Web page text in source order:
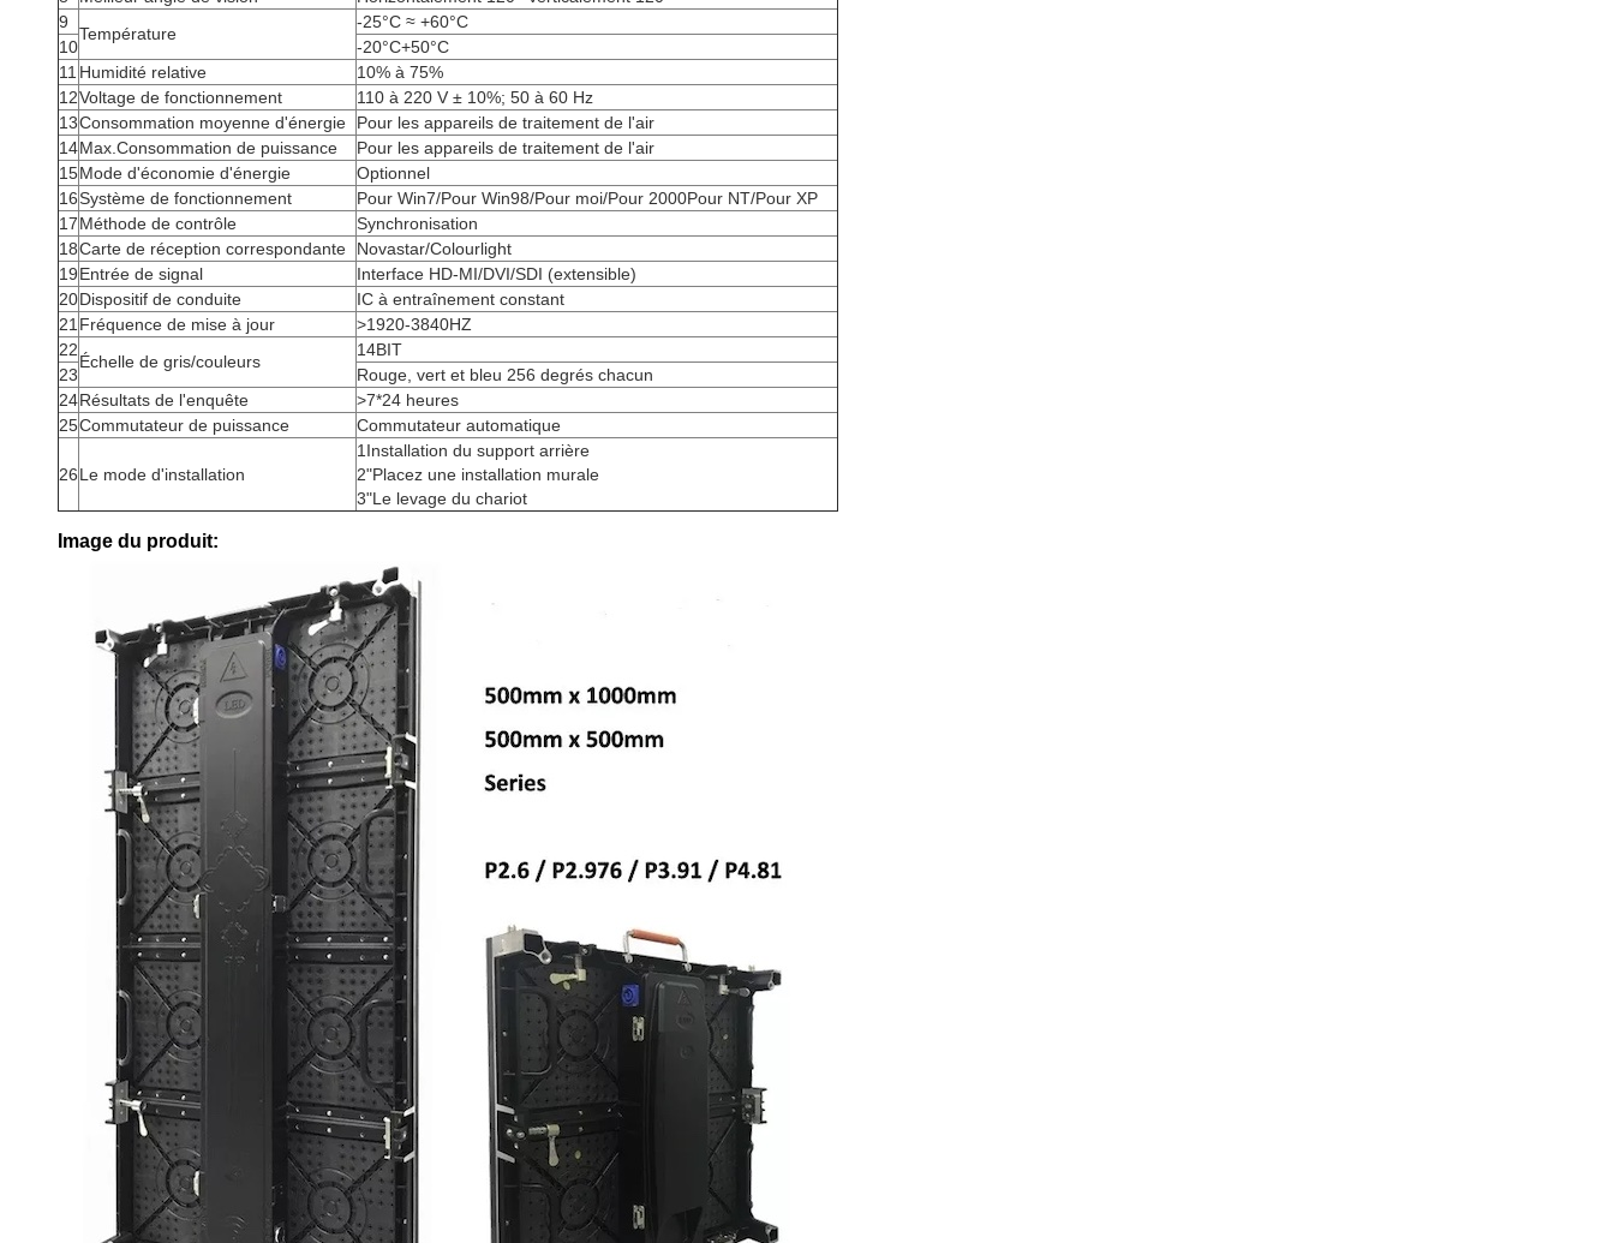
9
Température
-25°C ≈ +60°C
10
-20°C+50°C
11 Humidité relative
10% à 75%
12Voltage de fonctionnement
110 à 220 V ± 10%; 50 à 60 Hz
13Consommation moyenne d'énergie
Pour les appareils de traitement de l'air
14Max.Consommation de puissance
Pour les appareils de traitement de l'air
15Mode d'économie d'énergie
Optionnel
16Système de fonctionnement
Pour Win7/Pour Win98/Pour moi/Pour 2000Pour NT/Pour XP
17Méthode de contrôle
Synchronisation
18Carte de réception correspondante
Novastar/Colourlight
19Entrée de signal
Interface HD-MI/DVI/SDI (extensible)
20Dispositif de conduite
IC à entraînement constant
21 Fréquence de mise à jour
>1920-3840HZ
22
Échelle de gris/couleurs
14BIT
23
Rouge, vert et bleu 256 degrés chacun
24Résultats de l'enquête
>7*24 heures
25Commutateur de puissance Commutateur automatique
26Le mode d'installation
1Installation du support arrière
2"Placez une installation murale
3"Le levage du chariot
Image du produit: